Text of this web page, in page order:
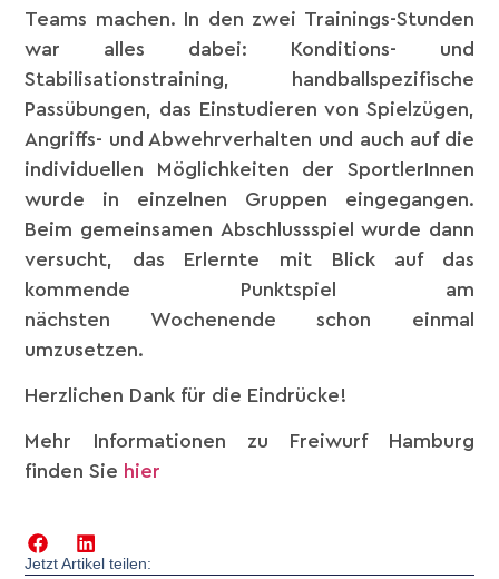
Teams machen. In den zwei Trainings-Stunden
war alles dabei: Konditions- und
Stabilisationstraining, handballspezifische
Passübungen, das Einstudieren von Spielzügen,
Angriffs- und Abwehrverhalten und auch auf die
individuellen Möglichkeiten der SportlerInnen
wurde in einzelnen Gruppen eingegangen.
Beim gemeinsamen Abschlussspiel wurde dann
versucht, das Erlernte mit Blick auf das
kommende Punktspiel am
nächsten Wochenende schon einmal
umzusetzen.
Herzlichen Dank für die Eindrücke!
Mehr Informationen zu Freiwurf Hamburg
finden Sie hier
Jetzt Artikel teilen: